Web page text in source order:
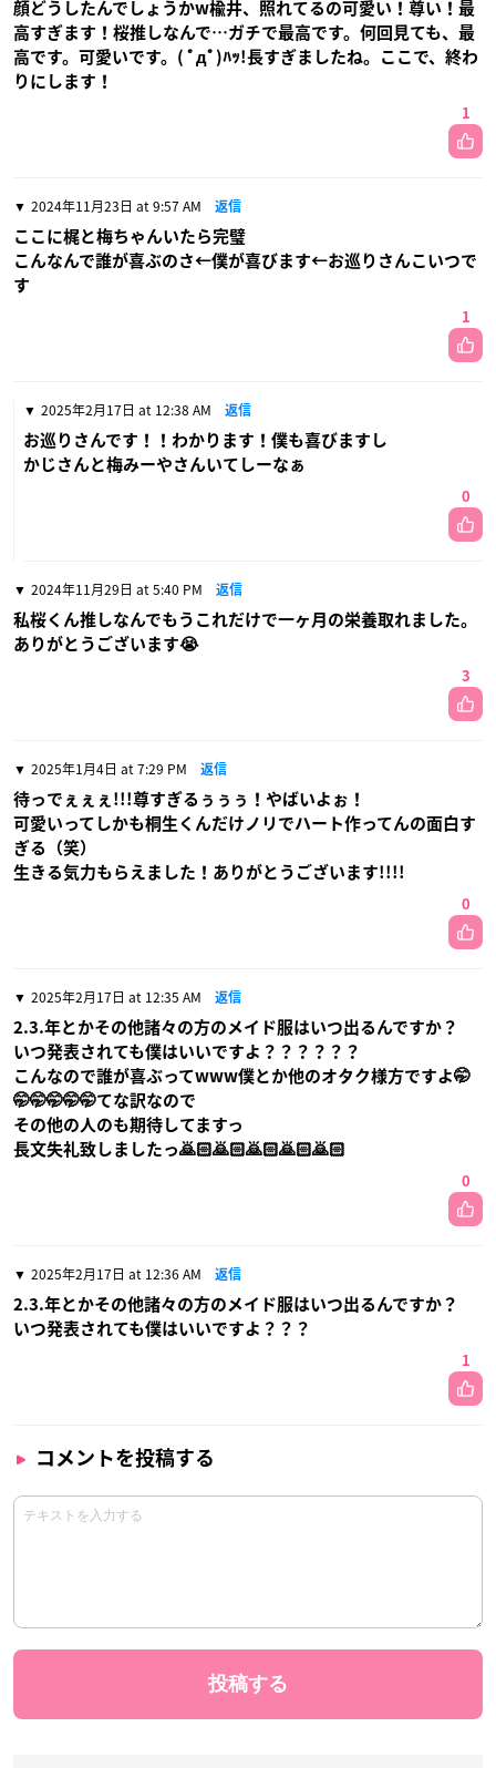
顔どうしたんでしょうかw楡井、照れてるの可愛い！尊い！最
高すぎます！桜推しなんで…ガチで最高です。何回見ても、最
高です。可愛いです。( ﾟдﾟ)ﾊｯ!長すぎましたね。ここで、終わ
りにします！
1
2024年11月23日 at 9:57 AM 返信
ここに梶と梅ちゃんいたら完璧
こんなんで誰が喜ぶのさ←僕が喜びます←お巡りさんこいつで
す
1
2025年2月17日 at 12:38 AM 返信
お巡りさんです！！わかります！僕も喜びますし
かじさんと梅みーやさんいてしーなぁ
0
2024年11月29日 at 5:40 PM 返信
私桜くん推しなんでもうこれだけで一ヶ月の栄養取れました。
ありがとうございます😭
3
2025年1月4日 at 7:29 PM 返信
待っでぇぇぇ!!!尊すぎるぅぅぅ！やばいよぉ！
可愛いってしかも桐生くんだけノリでハート作ってんの面白す
ぎる（笑）
生きる気力もらえました！ありがとうございます!!!!
0
2025年2月17日 at 12:35 AM 返信
2.3.年とかその他諸々の方のメイド服はいつ出るんですか？
いつ発表されても僕はいいですよ？？？？？？
こんなので誰が喜ぶってwww僕とか他のオタク様方ですよ🤭
🤭🤭🤭🤭🤭てな訳なので
その他の人のも期待してますっ
長文失礼致しましたっ🙇🏻🙇🏻🙇🏻🙇🏻🙇🏻
0
2025年2月17日 at 12:36 AM 返信
2.3.年とかその他諸々の方のメイド服はいつ出るんですか？
いつ発表されても僕はいいですよ？？？
1
コメントを投稿する